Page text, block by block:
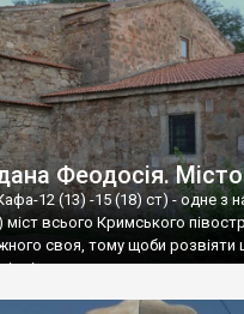
Феодосія.
12 (13) -15 (18) ст) - одне з
всього Кримського
своя, тому щоби розвіяти
це